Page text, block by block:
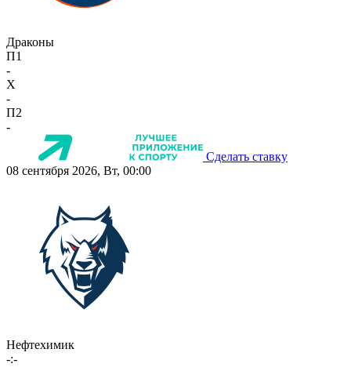
Драконы
П1
-
X
-
П2
-
Сделать ставку
08 сентября 2026, Вт, 00:00
Нефтехимик
-:-